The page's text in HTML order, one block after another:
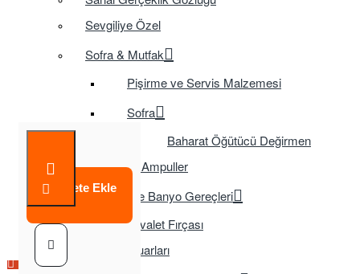
Sevgiliye Özel
Sofra & Mutfak
Pişirme ve Servis Malzemesi
Sofra
Baharat Öğütücü Değirmen
Tasarruflu Ampuller
Temizlik ve Banyo Gereçleri
Tuvalet Fırçası
TV Aksesuarları
Sepete Ekle
Çok Satılan Ürün